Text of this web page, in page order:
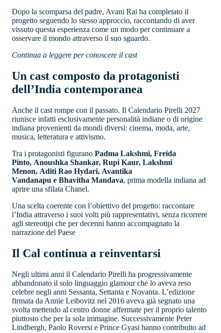
Dopo la scomparsa del padre, Avani Rai ha completato il
progetto seguendo lo stesso approccio, raccontando di aver
vissuto questa esperienza come un modo per continuare a
osservare il mondo attraverso il suo sguardo.
Continua a leggere per conoscere il cast
Un cast composto da protagonisti
dell’India contemporanea
Anche il cast rompe con il passato. Il Calendario Pirelli 2027
riunisce infatti esclusivamente personalità indiane o di origine
indiana provenienti da mondi diversi: cinema, moda, arte,
musica, letteratura e attivismo.
Tra i protagonisti figurano Padma Lakshmi, Freida
Pinto, Anoushka Shankar, Rupi Kaur, Lakshmi
Menon, Aditi Rao Hydari, Avantika
Vandanapu e Bhavitha Mandava, prima modella indiana ad
aprire una sfilata Chanel.
Una scelta coerente con l’obiettivo del progetto: raccontare
l’India attraverso i suoi volti più rappresentativi, senza ricorrere
agli stereotipi che per decenni hanno accompagnato la
narrazione del Paese
Il Cal continua a reinventarsi
Negli ultimi anni il Calendario Pirelli ha progressivamente
abbandonato il solo linguaggio glamour che lo aveva reso
celebre negli anni Sessanta, Settanta e Novanta. L’edizione
firmata da Annie Leibovitz nel 2016 aveva già segnato una
svolta mettendo al centro donne affermate per il proprio talento
piuttosto che per la sola immagine. Successivamente Peter
Lindbergh, Paolo Roversi e Prince Gyasi hanno contribuito ad